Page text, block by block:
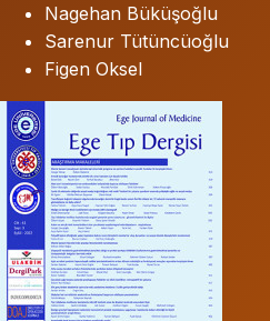
Nagehan Büküşoğlu
Sarenur Tütüncüoğlu
Figen Oksel